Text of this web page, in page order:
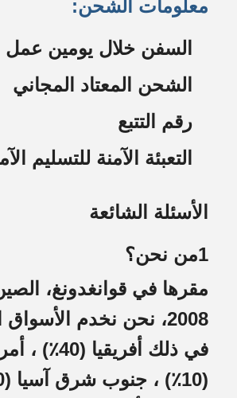
معلومات الشحن:
السفن خلال يومين عمل
الشحن المعتاد المجاني
رقم التتبع
التعبئة الآمنة للتسليم
الأسئلة الشائعة
1من نحن؟
مقرها في قوانغدونغ،
2008، نحن نخدم الأسواق
في ذلك